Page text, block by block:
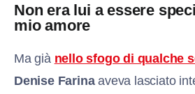
Non era lui a essere
mio amore
Ma già nello sfogo di qualche
Denise Farinaaveva lasciato